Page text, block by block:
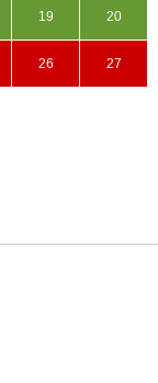
19 20
26 27